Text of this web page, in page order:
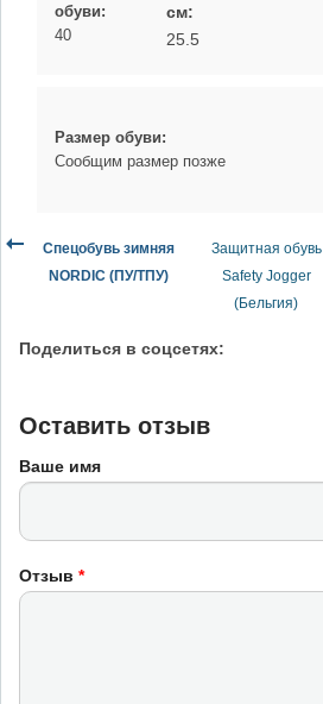
обуви:
40
см:
25.5
Размер обуви:
Сообщим размер позже
Спецобувь зимняя
NORDIC (ПУ/ТПУ)
Защитная обувь
Safety Jogger
(Бельгия)
Поделиться в соцсетях:
Оставить отзыв
Ваше имя
Отзыв *